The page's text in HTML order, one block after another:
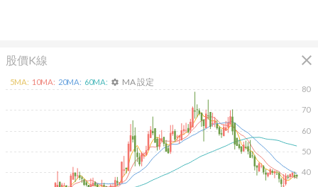
股價K線 close
40
50
60
70
80
5MA: 10MA: 20MA: 60MA: settings MA 設定